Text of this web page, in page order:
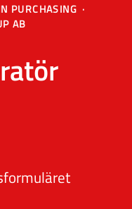
PURCHASING ·
AB